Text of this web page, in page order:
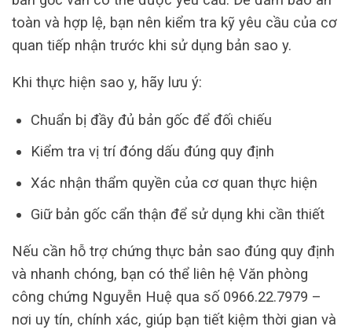
toàn và hợp lệ, bạn nên kiểm tra kỹ yêu cầu của cơ
quan tiếp nhận trước khi sử dụng bản sao y.
Khi thực hiện sao y, hãy lưu ý:
Chuẩn bị đầy đủ bản gốc để đối chiếu
Kiểm tra vị trí đóng dấu đúng quy định
Xác nhận thẩm quyền của cơ quan thực hiện
Giữ bản gốc cẩn thận để sử dụng khi cần thiết
Nếu cần hỗ trợ chứng thực bản sao đúng quy định
và nhanh chóng, bạn có thể liên hệ Văn phòng
công chứng Nguyễn Huệ qua số 0966.22.7979 –
nơi uy tín, chính xác, giúp bạn tiết kiệm thời gian và